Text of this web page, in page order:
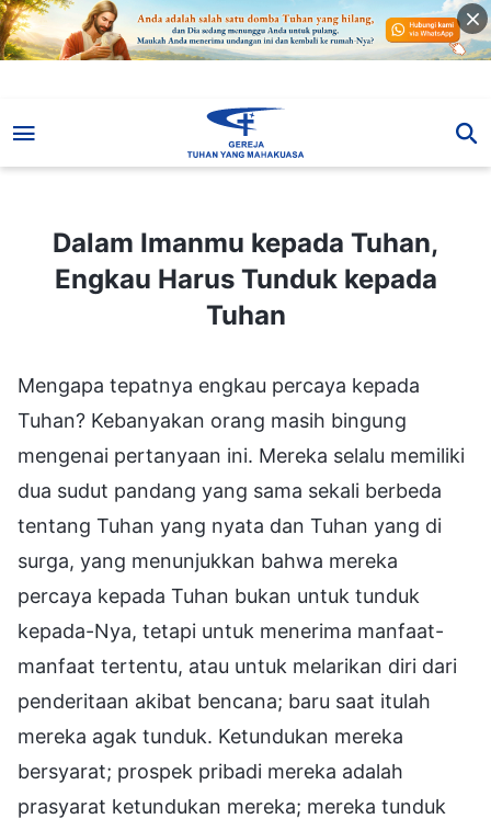
Dalam Imanmu kepada Tuhan,
Engkau Harus Tunduk kepada
Tuhan
Mengapa tepatnya engkau percaya kepada
Tuhan? Kebanyakan orang masih bingung
mengenai pertanyaan ini. Mereka selalu memiliki
dua sudut pandang yang sama sekali berbeda
tentang Tuhan yang nyata dan Tuhan yang di
surga, yang menunjukkan bahwa mereka
percaya kepada Tuhan bukan untuk tunduk
kepada-Nya, tetapi untuk menerima manfaat-
manfaat tertentu, atau untuk melarikan diri dari
penderitaan akibat bencana; baru saat itulah
mereka agak tunduk. Ketundukan mereka
bersyarat; prospek pribadi mereka adalah
prasyarat ketundukan mereka; mereka tunduk